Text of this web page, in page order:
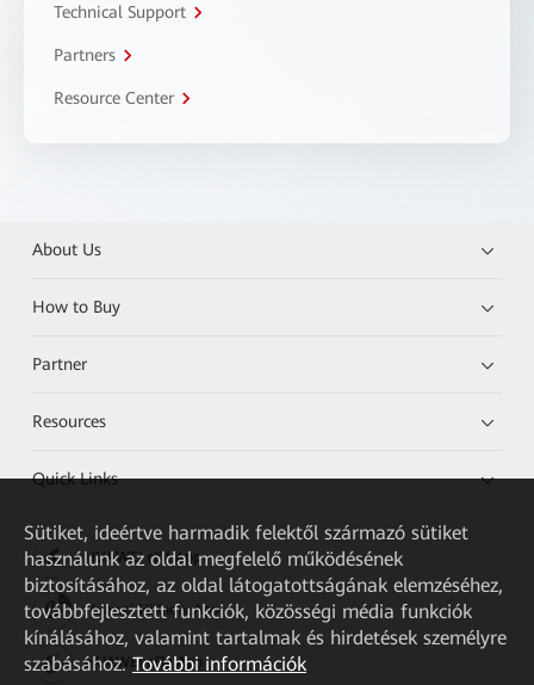
Technical Support
Partners
Resource Center
About Us
How to Buy
Partner
Resources
Quick Links
HUAWEI eKit App
Huawei HiKnow App
HUAWEI eFly App
Sütiket, ideértve harmadik felektől származó sütiket
használunk az oldal megfelelő működésének
biztosításához, az oldal látogatottságának elemzéséhez,
továbbfejlesztett funkciók, közösségi média funkciók
kínálásához, valamint tartalmak és hirdetések személyre
szabásához. További információk